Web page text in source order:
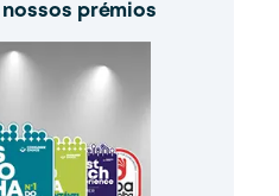
prémios